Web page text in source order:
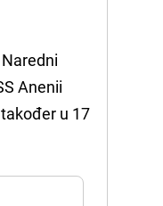
Naredni
Anenii
u 17